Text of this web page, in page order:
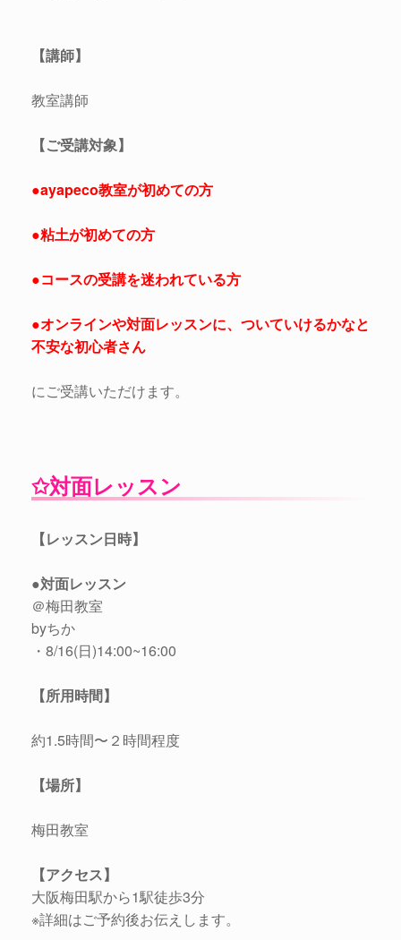
【講師】
教室講師
【ご受講対象】
●ayapeco教室が初めての方
●粘土が初めての方
●コースの受講を迷われている方
●オンラインや対面レッスンに、ついていけるかなと
不安な初心者さん
にご受講いただけます。
✩対面レッスン
【レッスン日時】
●対面レッスン
＠梅田教室
byちか
・8/16(日)14:00~16:00
【所用時間】
約1.5時間〜２時間程度
【場所】
梅田教室
【アクセス】
大阪梅田駅から1駅徒歩3分
※詳細はご予約後お伝えします。